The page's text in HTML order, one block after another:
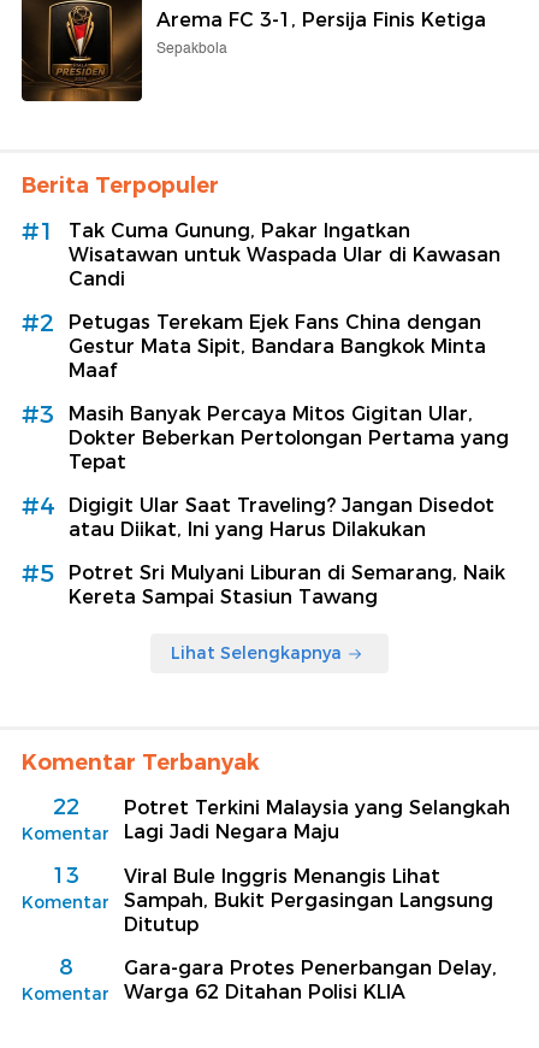
Arema FC 3-1, Persija Finis Ketiga
Sepakbola
Berita Terpopuler
#1
Tak Cuma Gunung, Pakar Ingatkan
Wisatawan untuk Waspada Ular di Kawasan
Candi
#2
Petugas Terekam Ejek Fans China dengan
Gestur Mata Sipit, Bandara Bangkok Minta
Maaf
#3
Masih Banyak Percaya Mitos Gigitan Ular,
Dokter Beberkan Pertolongan Pertama yang
Tepat
#4
Digigit Ular Saat Traveling? Jangan Disedot
atau Diikat, Ini yang Harus Dilakukan
#5
Potret Sri Mulyani Liburan di Semarang, Naik
Kereta Sampai Stasiun Tawang
Lihat Selengkapnya
Komentar Terbanyak
22
Komentar
Potret Terkini Malaysia yang Selangkah
Lagi Jadi Negara Maju
13
Komentar
Viral Bule Inggris Menangis Lihat
Sampah, Bukit Pergasingan Langsung
Ditutup
8
Komentar
Gara-gara Protes Penerbangan Delay,
Warga 62 Ditahan Polisi KLIA